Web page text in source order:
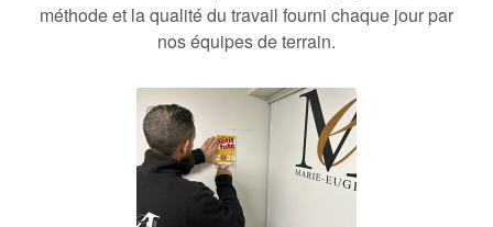
méthode et la qualité du travail fourni chaque jour par
nos équipes de terrain.